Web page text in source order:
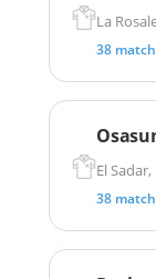
La
38
El
38